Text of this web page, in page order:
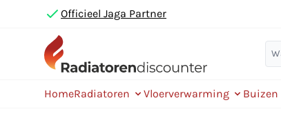
Officieel Jaga Partner
HomeRadiatoren Vloerverwarming